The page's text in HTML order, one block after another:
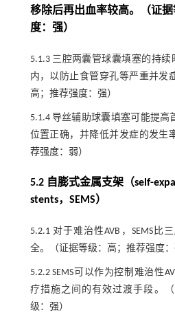
移除后再出血率较高。（证
度：强）
5.1.3 三腔两囊管球囊填塞的持续
内，以防止食管穿孔等严重并发
高；推荐强度：强）
5.1.4 导丝辅助球囊填塞可能提
位置正确，并降低并发症的发生
荐强度：弱）
5.2 自膨式金属支架（self-
stents，SEMS）
5.2.1 对于难治性AVB，SEMS比
全。（证据等级：高；推荐强度：
5.2.2 SEMS可以作为控制难治性
疗措施之间的有效过渡手段。
级：强）